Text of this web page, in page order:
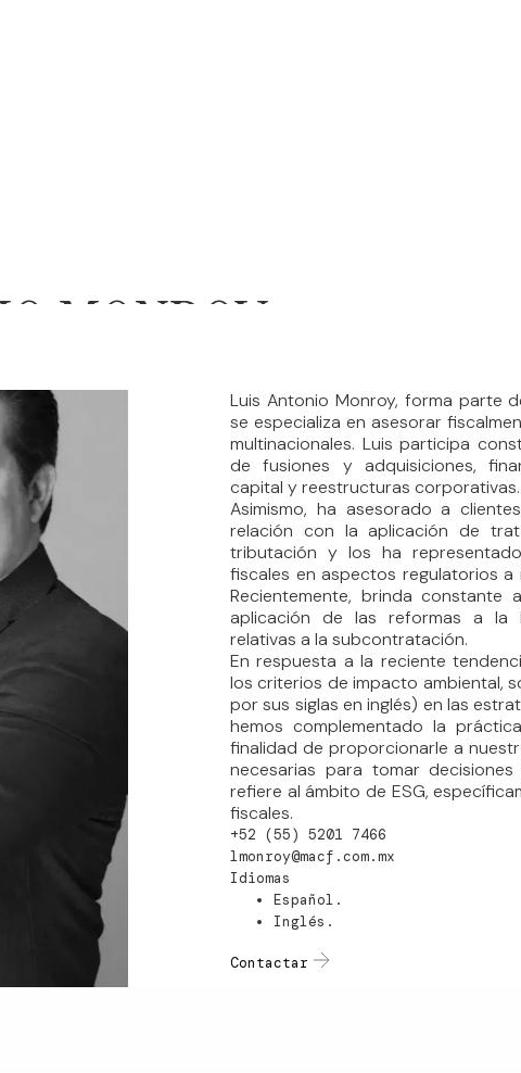
MONROY
Luis Antonio Monroy, forma parte
se especializa en asesorar
multinacionales. Luis participa
de fusiones y adquisiciones,
capital y reestructuras corporativas.
Asimismo, ha asesorado a
relación con la aplicación de
tributación y los ha
fiscales en aspectos regulatorios a
Recientemente, brinda constante
aplicación de las reformas a la
relativas a la subcontratación.
En respuesta a la reciente
los criterios de impacto ambiental,
por sus siglas en inglés) en las
hemos complementado la
finalidad de proporcionarle a
necesarias para tomar
refiere al ámbito de ESG,
fiscales.
+52 (55) 5201 7466
lmonroy@macf.com.mx
Idiomas
Español.
Inglés.
Contactar